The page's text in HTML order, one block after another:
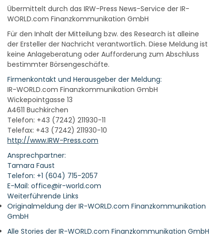
Übermittelt durch das IRW-Press News-Service der IR-
WORLD.com Finanzkommunikation GmbH
Für den Inhalt der Mitteilung bzw. des Research ist alleine
der Ersteller der Nachricht verantwortlich. Diese Meldung ist
keine Anlageberatung oder Aufforderung zum Abschluss
bestimmter Börsengeschäfte.
Firmenkontakt und Herausgeber der Meldung:
IR-WORLD.com Finanzkommunikation GmbH
Wickepointgasse 13
A4611 Buchkirchen
Telefon: +43 (7242) 211930-11
Telefax: +43 (7242) 211930-10
http://www.IRW-Press.com
Ansprechpartner:
Tamara Faust
Telefon: +1 (604) 715-2057
E-Mail: office@ir-world.com
Weiterführende Links
Originalmeldung der IR-WORLD.com Finanzkommunikation
GmbH
Alle Stories der IR-WORLD.com Finanzkommunikation GmbH